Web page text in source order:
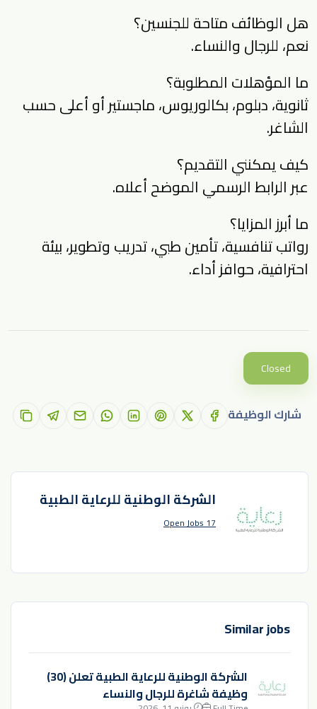
هل الوظائف متاحة للجنسين؟
نعم، للرجال والنساء.
ما المؤهلات المطلوبة؟
ثانوية، دبلوم، بكالوريوس، ماجستير أو أعلى حسب
الشاغر.
كيف يمكنني التقديم؟
عبر الرابط الرسمي الموضح أعلاه.
ما أبرز المزايا؟
رواتب تنافسية، تأمين طبي، تدريب وتطوير، بيئة
احترافية، حوافز أداء.
Closed
شارك الوظيفة
الشركة الوطنية للرعاية الطبية
17 Open Jobs
Similar jobs
الشركة الوطنية للرعاية الطبية تعلن (30)
وظيفة شاغرة للرجال والنساء